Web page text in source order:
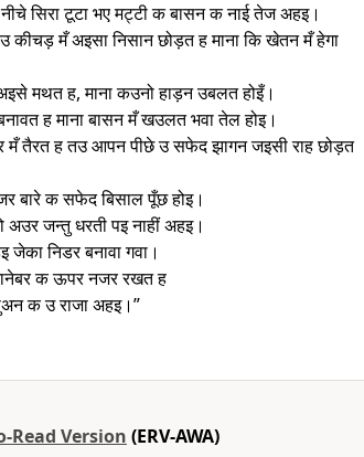
सिरा टूटा भए मट्टी क बासन क नाई तेज अहइ।
मँ अइसा निसान छोड़त ह माना कि खेतन मँ हेगा
मथत ह, माना कउनो हाड़न उबलत होइँ।
ह माना बासन मँ खउलत भवा तेल होइ।
मँ तैरत ह तउ आपन पीछे उ सफेद झागन जइसी राह छोड़त
बारे क सफेद बिसाल पूँछ होइ।
अउर जन्तु धरती पइ नाहीं अहइ।
निडर बनावा गवा।
क ऊपर नजर रखत ह
क उ राजा अहइ।”
Read Version (ERV-AWA)